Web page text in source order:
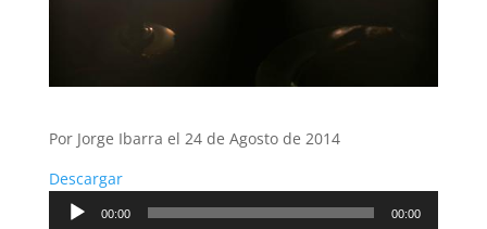
Por Jorge Ibarra el 24 de Agosto de 2014
Descargar
Reproductor
00:00 00:00